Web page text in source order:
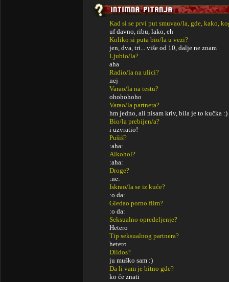
Kad si se prvi put smuvao/la, gde, kako,
uf davno, ribu, lako, eh
Koliko si puta bio/la u vezi?
jen, dva, tri... više od 10, dalje ne znam
Ljubio/la?
aha
Radio/la na ulici?
nej
Varao/la na testu?
ohohohoho
Varao/la partnera?
hm jedno, ali nisam kriv, bila je to kučka :)
Bio/la prebijen/a?
i uzvratio!
Pušiš?
:aha:
Alkohol?
:aha:
Droge?
:ne:
Iskrao/la se iz kuće?
:o da:
Gledao porno film?
:o da:
Seksualno opredeljenje?
Hetero
Tip seksualnog partnera?
hetero
Dildos?
ju muško sam :)
Da li vam je bitno gde?
ko će znati